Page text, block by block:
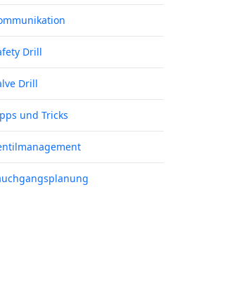
Drill
Drill
und Tricks